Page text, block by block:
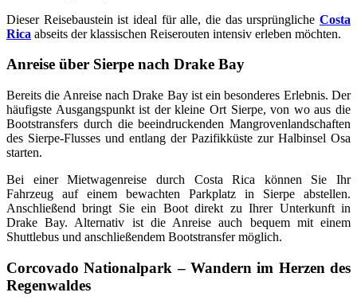
Dieser Reisebaustein ist ideal für alle, die das ursprüngliche Costa
Rica abseits der klassischen Reiserouten intensiv erleben möchten.
Anreise über Sierpe nach Drake Bay
Bereits die Anreise nach Drake Bay ist ein besonderes Erlebnis. Der
häufigste Ausgangspunkt ist der kleine Ort Sierpe, von wo aus die
Bootstransfers durch die beeindruckenden Mangrovenlandschaften
des Sierpe-Flusses und entlang der Pazifikküste zur Halbinsel Osa
starten.
Bei einer Mietwagenreise durch Costa Rica können Sie Ihr
Fahrzeug auf einem bewachten Parkplatz in Sierpe abstellen.
Anschließend bringt Sie ein Boot direkt zu Ihrer Unterkunft in
Drake Bay. Alternativ ist die Anreise auch bequem mit einem
Shuttlebus und anschließendem Bootstransfer möglich.
Corcovado Nationalpark – Wandern im Herzen des
Regenwaldes